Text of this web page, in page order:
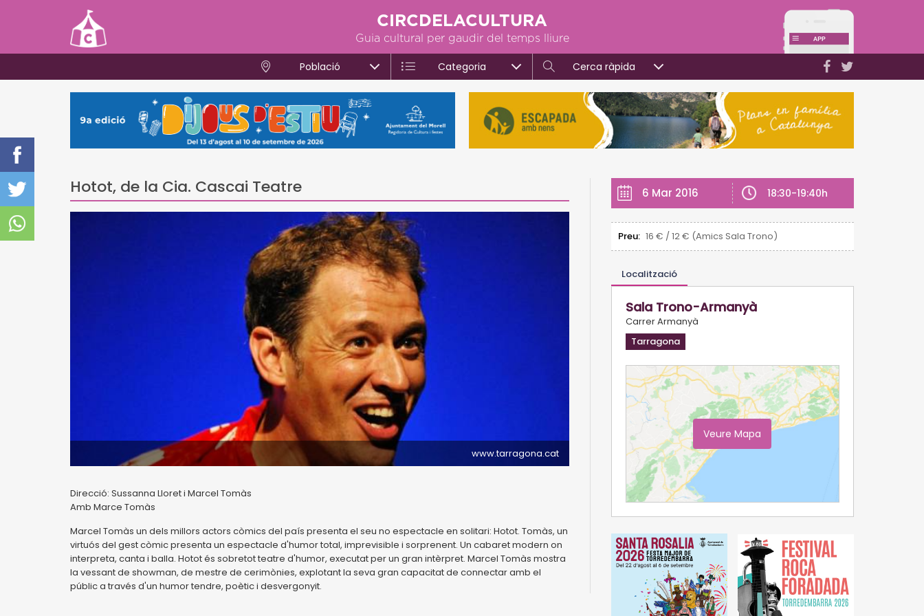
CIRCDELACULTURA
Guia cultural per gaudir del temps lliure
Població Categoria Cerca ràpida
Hotot, de la Cia. Cascai Teatre
www.tarragona.cat
Direcció: Sussanna Lloret i Marcel Tomàs
Amb Marce Tomàs
Marcel Tomàs un dels millors actors còmics del país presenta el seu no espectacle en solitari: Hotot. Tomàs, un
virtuós del gest còmic presenta un espectacle d'humor total, imprevisible i sorprenent. Un cabaret modern on
interpreta, canta i balla. Hotot és sobretot teatre d'humor, executat per un gran intèrpret. Marcel Tomàs mostra
la vessant de showman, de mestre de cerimònies, explotant la seva gran capacitat de connectar amb el
públic a través d'un humor tendre, poètic i desvergonyit.
6 Mar 2016 18:30-19:40h
Preu: 16 € / 12 € (Amics Sala Trono)
Localització
Sala Trono-Armanyà
Carrer Armanyà
Tarragona
Veure Mapa